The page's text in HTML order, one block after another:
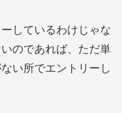
しているわけじゃな
のであれば、ただ単
い所でエントリーし